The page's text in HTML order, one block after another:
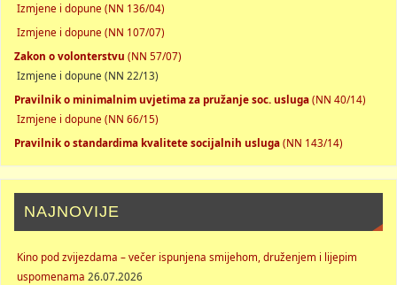
Izmjene i dopune (NN 136/04)
Izmjene i dopune (NN 107/07)
Zakon o volonterstvu (NN 57/07)
Izmjene i dopune (NN 22/13)
Pravilnik o minimalnim uvjetima za pružanje soc. usluga(NN 40/14)
Izmjene i dopune (NN 66/15)
Pravilnik o standardima kvalitete socijalnih usluga(NN 143/14)
NAJNOVIJE
Kino pod zvijezdama – večer ispunjena smijehom, druženjem i lijepim
uspomenama 26.07.2026